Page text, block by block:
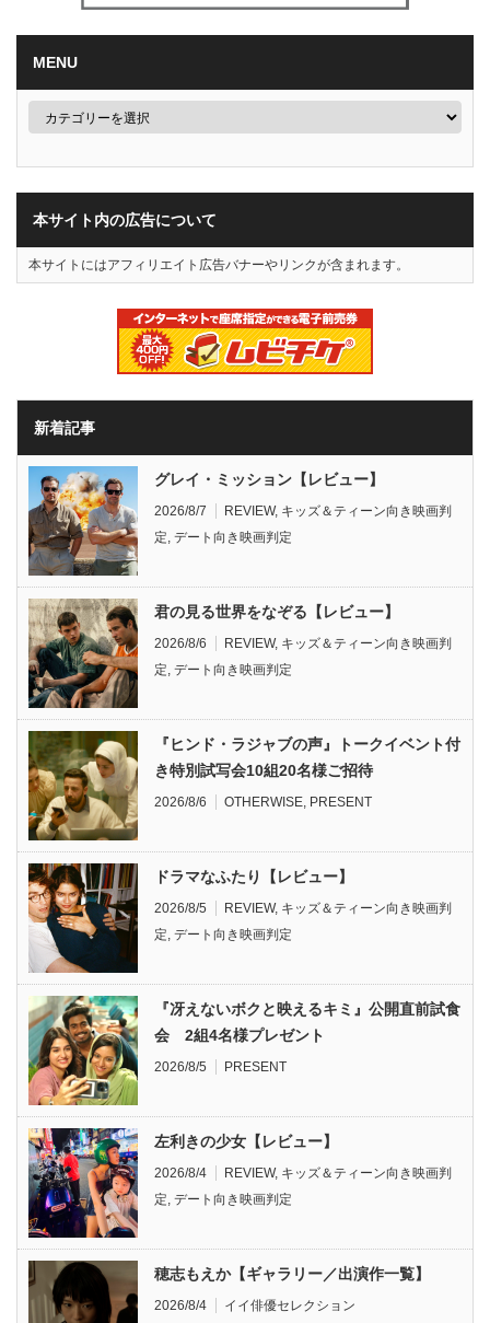
MENU
本サイト内の広告について
本サイトにはアフィリエイト広告バナーやリンクが含まれます。
新着記事
グレイ・ミッション【レビュー】
2026/8/7 REVIEW, キッズ＆ティーン向き映画判
定, デート向き映画判定
君の見る世界をなぞる【レビュー】
2026/8/6 REVIEW, キッズ＆ティーン向き映画判
定, デート向き映画判定
『ヒンド・ラジャブの声』トークイベント付
き特別試写会10組20名様ご招待
2026/8/6 OTHERWISE, PRESENT
ドラマなふたり【レビュー】
2026/8/5 REVIEW, キッズ＆ティーン向き映画判
定, デート向き映画判定
『冴えないボクと映えるキミ』公開直前試食
会 2組4名様プレゼント
2026/8/5 PRESENT
左利きの少女【レビュー】
2026/8/4 REVIEW, キッズ＆ティーン向き映画判
定, デート向き映画判定
穂志もえか【ギャラリー／出演作一覧】
2026/8/4 イイ俳優セレクション